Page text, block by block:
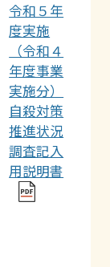
令和５年
度実施
（令和４
年度事業
実施分）
自殺対策
推進状況
調査記入
用説明書